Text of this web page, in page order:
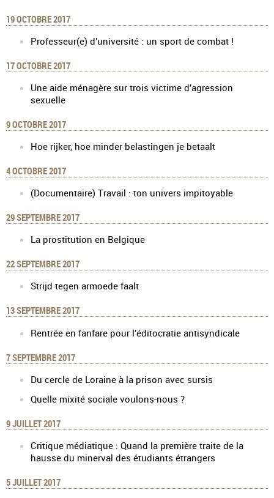
19 OCTOBRE 2017
Professeur(e) d’université : un sport de combat !
17 OCTOBRE 2017
Une aide ménagère sur trois victime d’agression
sexuelle
9 OCTOBRE 2017
Hoe rijker, hoe minder belastingen je betaalt
4 OCTOBRE 2017
(Documentaire) Travail : ton univers impitoyable
29 SEPTEMBRE 2017
La prostitution en Belgique
22 SEPTEMBRE 2017
Strijd tegen armoede faalt
13 SEPTEMBRE 2017
Rentrée en fanfare pour l’éditocratie antisyndicale
7 SEPTEMBRE 2017
Du cercle de Loraine à la prison avec sursis
Quelle mixité sociale voulons-nous ?
9 JUILLET 2017
Critique médiatique : Quand la première traite de la
hausse du minerval des étudiants étrangers
5 JUILLET 2017